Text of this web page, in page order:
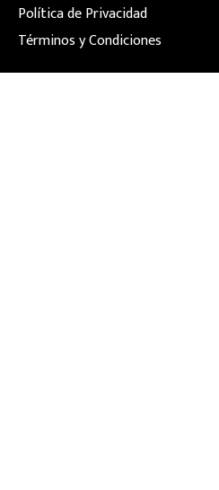
Política de Privacidad
Términos y Condiciones